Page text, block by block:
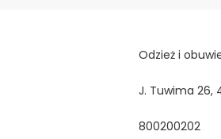
Odzież i
J. Tuwima 26,
800200202